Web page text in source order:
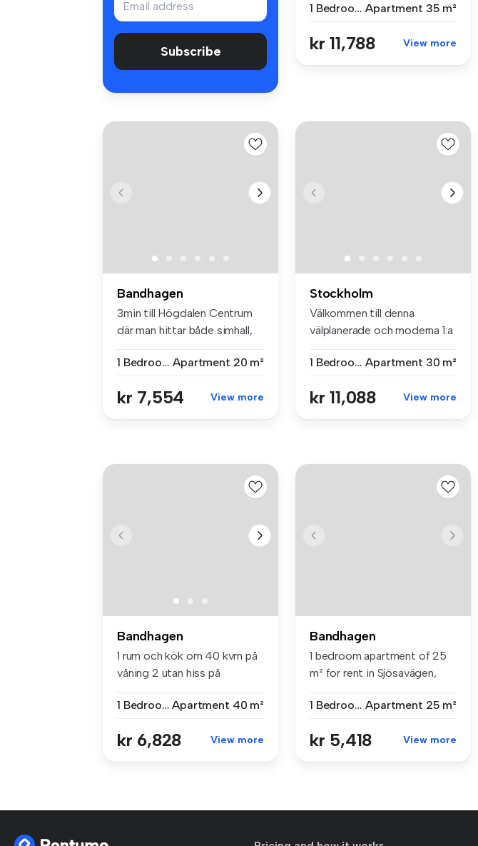
Subscribe
1 Bedroom Apartment 35 m²
kr 11,788 View more
Bandhagen
3min till Högdalen Centrum
där man hittar både simhall,
1 Bedroom Apartment 20 m²
kr 7,554 View more
Stockholm
Välkommen till denna
välplanerade och moderna 1:a
1 Bedroom Apartment 30 m²
kr 11,088 View more
Bandhagen
1 rum och kök om 40 kvm på
våning 2 utan hiss på
1 Bedroom Apartment 40 m²
kr 6,828 View more
Bandhagen
1 bedroom apartment of 25
m² for rent in Sjösavägen,
1 Bedroom Apartment 25 m²
kr 5,418 View more